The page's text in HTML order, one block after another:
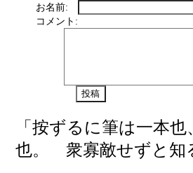
お名前:
コメント:
「按ずるに筆は一本
也。 衆寡敵せずと知